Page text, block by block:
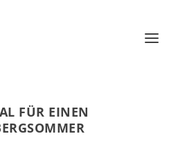
FÜR EINEN E